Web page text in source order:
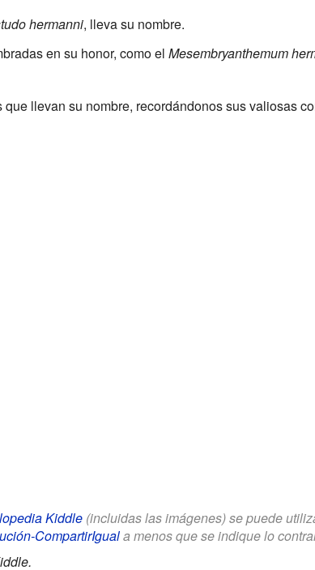
hermanni, lleva su nombre.
en su honor, como el Mesembryanthemum
llevan su nombre, recordándonos sus valiosas
Kiddle(incluidas las imágenes) se puede
CompartirIguala menos que se indique lo